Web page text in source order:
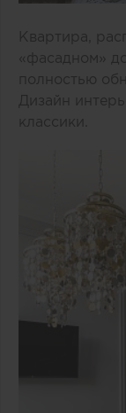
Квартира,
«фасадном»
полностью
Дизайн
классики.